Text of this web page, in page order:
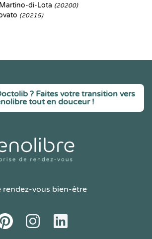
di-Lota (20200)
(20215)
? Faites votre transition vers
tout en douceur !
rendez-vous bien-être
InstagramLinkedIn